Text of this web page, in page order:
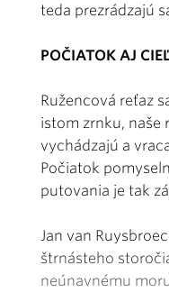
teda prezrádzajú
POČIATOK AJ CIEĽ
Ružencová reťaz
istom zrnku, naše
vychádzajú a
Počiatok
putovania je tak
Jan van
štrnásteho
neúnavnému